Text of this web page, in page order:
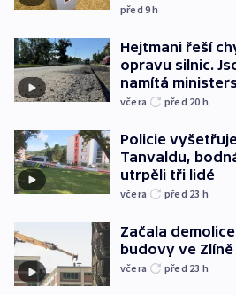
před 9h
Hejtmani řeší
opravu silnic.
namítá
včera před 20 h
Policie
Tanvaldu,
utrpěli tři lidé
včera před 23 h
Začala
budovy ve Zlíně
včera před 23 h